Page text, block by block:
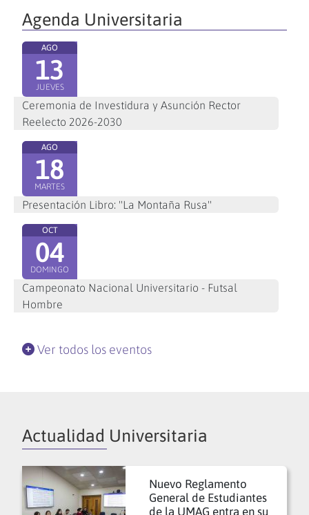
Agenda Universitaria
AGO
13
JUEVES
Ceremonia de Investidura y Asunción Rector
Reelecto 2026-2030
AGO
18
MARTES
Presentación Libro: "La Montaña Rusa"
OCT
04
DOMINGO
Campeonato Nacional Universitario - Futsal
Hombre
Ver todos los eventos
Actualidad Universitaria
Nuevo Reglamento
General de Estudiantes
de la UMAG entra en su